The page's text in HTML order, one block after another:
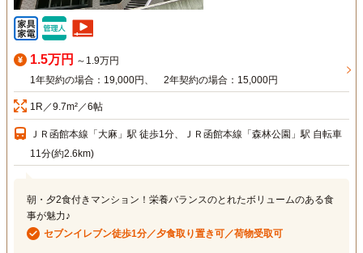
1.5万円 ～1.9万円
1年契約の場合：19,000円、 2年契約の場合：15,000円
1R／9.7m²／6帖
ＪＲ函館本線「大麻」駅 徒歩1分、ＪＲ函館本線「森林公園」駅 自転車
11分(約2.6km)
朝・夕2食付きマンション！栄養バランスのとれたボリュームのある食
事が魅力♪
セブンイレブン徒歩1分／夕食取り置き可／荷物受取可